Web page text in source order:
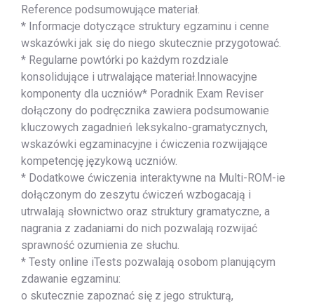
Reference podsumowujące materiał.
* Informacje dotyczące struktury egzaminu i cenne
wskazówki jak się do niego skutecznie przygotować.
* Regularne powtórki po każdym rozdziale
konsolidujące i utrwalające materiał.Innowacyjne
komponenty dla uczniów* Poradnik Exam Reviser
dołączony do podręcznika zawiera podsumowanie
kluczowych zagadnień leksykalno-gramatycznych,
wskazówki egzaminacyjne i ćwiczenia rozwijające
kompetencję językową uczniów.
* Dodatkowe ćwiczenia interaktywne na Multi-ROM-ie
dołączonym do zeszytu ćwiczeń wzbogacają i
utrwalają słownictwo oraz struktury gramatyczne, a
nagrania z zadaniami do nich pozwalają rozwijać
sprawność ozumienia ze słuchu.
* Testy online iTests pozwalają osobom planującym
zdawanie egzaminu:
o skutecznie zapoznać się z jego strukturą,